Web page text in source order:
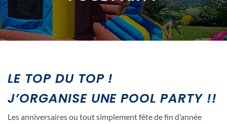
LE TOP DU TOP !
J’ORGANISE UNE POOL PARTY !!
Les anniversaires ou tout simplement fête de fin d’année